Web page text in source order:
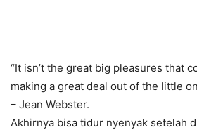
“It isn’t the great big pleasures that
making a great deal out of the little
– Jean Webster.
Akhirnya bisa tidur nyenyak setelah